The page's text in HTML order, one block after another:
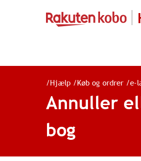
/Hjælp /Køb og ordrer /e-
Annuller
bog